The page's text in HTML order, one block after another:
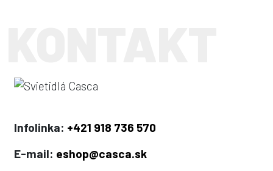
Infolinka: +421 918 736 570
E-mail: eshop@casca.sk